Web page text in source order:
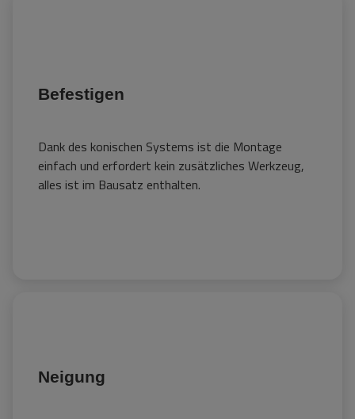
Befestigen
Dank des konischen Systems ist die Montage
einfach und erfordert kein zusätzliches Werkzeug,
alles ist im Bausatz enthalten.
Neigung